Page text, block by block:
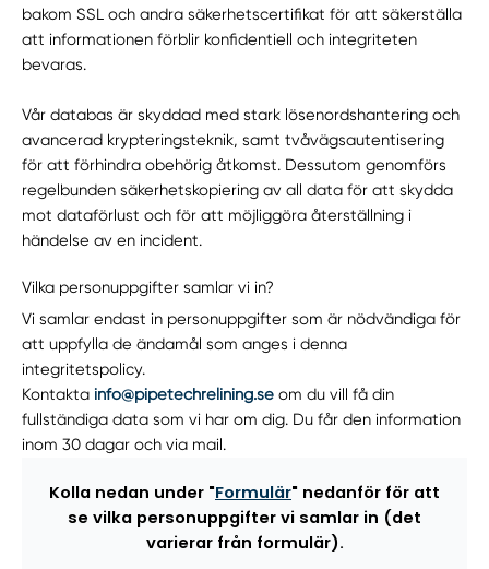
bakom SSL och andra säkerhetscertifikat för att säkerställa
att informationen förblir konfidentiell och integriteten
bevaras.
Vår databas är skyddad med stark lösenordshantering och
avancerad krypteringsteknik, samt tvåvägsautentisering
för att förhindra obehörig åtkomst. Dessutom genomförs
regelbunden säkerhetskopiering av all data för att skydda
mot dataförlust och för att möjliggöra återställning i
händelse av en incident.
Vilka personuppgifter samlar vi in?
Vi samlar endast in personuppgifter som är nödvändiga för
att uppfylla de ändamål som anges i denna
integritetspolicy.
Kontakta info@pipetechrelining.se om du vill få din
fullständiga data som vi har om dig. Du får den information
inom 30 dagar och via mail.
Kolla nedan under "Formulär" nedanför för att
se vilka personuppgifter vi samlar in (det
varierar från formulär).